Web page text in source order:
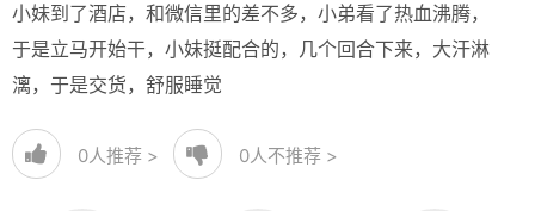
小妹到了酒店，和微信里的差不多，小弟看了热血沸腾，
于是立马开始干，小妹挺配合的，几个回合下来，大汗淋
漓，于是交货，舒服睡觉
0人推荐 > 0人不推荐 >